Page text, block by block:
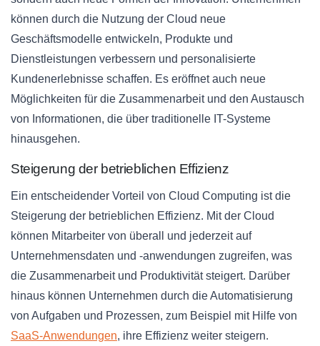
können durch die Nutzung der Cloud neue
Geschäftsmodelle entwickeln, Produkte und
Dienstleistungen verbessern und personalisierte
Kundenerlebnisse schaffen. Es eröffnet auch neue
Möglichkeiten für die Zusammenarbeit und den Austausch
von Informationen, die über traditionelle IT-Systeme
hinausgehen.
Steigerung der betrieblichen Effizienz
Ein entscheidender Vorteil von Cloud Computing ist die
Steigerung der betrieblichen Effizienz. Mit der Cloud
können Mitarbeiter von überall und jederzeit auf
Unternehmensdaten und -anwendungen zugreifen, was
die Zusammenarbeit und Produktivität steigert. Darüber
hinaus können Unternehmen durch die Automatisierung
von Aufgaben und Prozessen, zum Beispiel mit Hilfe von
SaaS-Anwendungen, ihre Effizienz weiter steigern.